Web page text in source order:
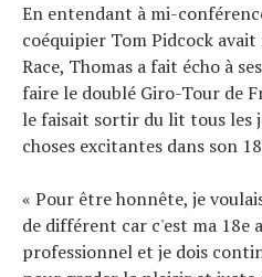
En entendant à mi-
coéquipier Tom Pidcock
Race, Thomas a fait écho à
faire le doublé Giro-Tour de
le faisait sortir du lit tous les
choses excitantes dans son
« Pour être honnête, je
de différent car c'est ma 18e
professionnel et je dois